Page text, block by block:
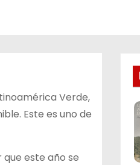
Verde,
Este es uno de
que este año se